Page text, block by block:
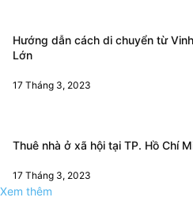
Hướng dẫn cách di chuyển từ
Lớn
17 Tháng 3, 2023
Thuê nhà ở xã hội tại TP. Hồ Chí
17 Tháng 3, 2023
Xem thêm